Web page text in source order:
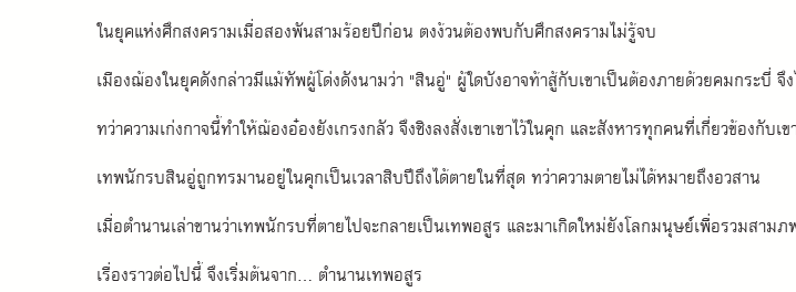
ในยุคแห่งศึกสงครามเมื่อสองพันสามร้อยปีก่อน ตงง้วนต้องพบกับศึกสงครามไม่รู้จบ
เมืองฌ้องในยุคดังกล่าวมีแม้ทัพผู้โด่งดังนามว่า "สินอู่" ผู้ใดบังอาจท้าสู้กับเขาเป็นต้องภายด้วยคมกระบี่
ทว่าความเก่งกาจนี้ทำให้ฌ้องอ๋องยังเกรงกลัว จึงชิงลงสั่งเขาเขาไว้ในคุก และสังหารทุกคนที่เกี่ยวข้องกับเข
เทพนักรบสินอู่ถูกทรมานอยู่ในคุกเป็นเวลาสิบปีถึงได้ตายในที่สุด ทว่าความตายไม่ได้หมายถึงอวสาน
เมื่อตำนานเล่าขานว่าเทพนักรบที่ตายไปจะกลายเป็นเทพอสูร และมาเกิดใหม่ยังโลกมนุษย์เพื่อรวมสาม
เรื่องราวต่อไปนี้ จึงเริ่มต้นจาก... ตำนานเทพอสูร